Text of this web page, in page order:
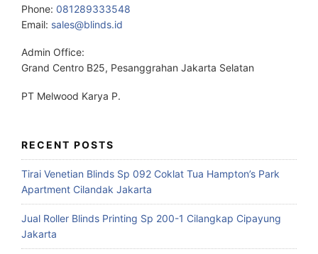
Phone: 081289333548
Email: sales@blinds.id
Admin Office:
Grand Centro B25, Pesanggrahan Jakarta Selatan
PT Melwood Karya P.
RECENT POSTS
Tirai Venetian Blinds Sp 092 Coklat Tua Hampton’s Park
Apartment Cilandak Jakarta
Jual Roller Blinds Printing Sp 200-1 Cilangkap Cipayung
Jakarta